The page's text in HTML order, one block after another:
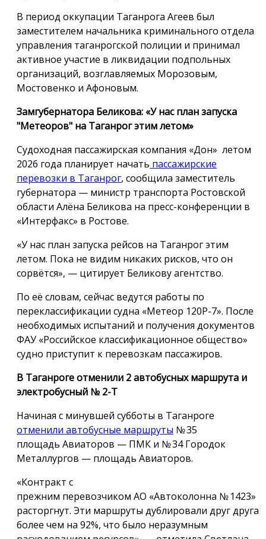
В период оккупации Таганрога Агеев был
заместителем начальника криминального отдела
управления таганрогской полиции и принимал
активное участие в ликвидации подпольных
организаций, возглавляемых Морозовым,
Мостовенко и Афоновым.
Замгубернатора Беликова: «У нас план запуска
"Метеоров" на Таганрог этим летом»
Судоходная пассажирская компания «Дон» летом
2026 года планирует начать пассажирские
перевозки в Таганрог, сообщила заместитель
губернатора — министр транспорта Ростовской
области Алёна Беликова на пресс-конференции в
«Интерфакс» в Ростове.
«У нас план запуска рейсов на Таганрог этим
летом. Пока не видим никаких рисков, что он
сорвётся», — цитирует Беликову агентство.
По её словам, сейчас ведутся работы по
переклассификации судна «Метеор 120Р-7». После
необходимых испытаний и получения документов
ФАУ «Российское классификационное общество»
судно приступит к перевозкам пассажиров.
В Таганроге отменили 2 автобусных маршрута и
электробусный № 2-Т
Начиная с минувшей субботы в Таганроге
отменили автобусные маршруты № 35
площадь Авиаторов — ПМК и № 34 Городок
Металлургов — площадь Авиаторов.
«Контракт с
прежним перевозчиком АО «Автоколонна № 1423»
расторгнут. Эти маршруты дублировали друг друга
более чем на 92%, что было неразумным